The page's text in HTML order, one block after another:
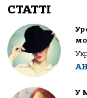
СТАТТІ
У